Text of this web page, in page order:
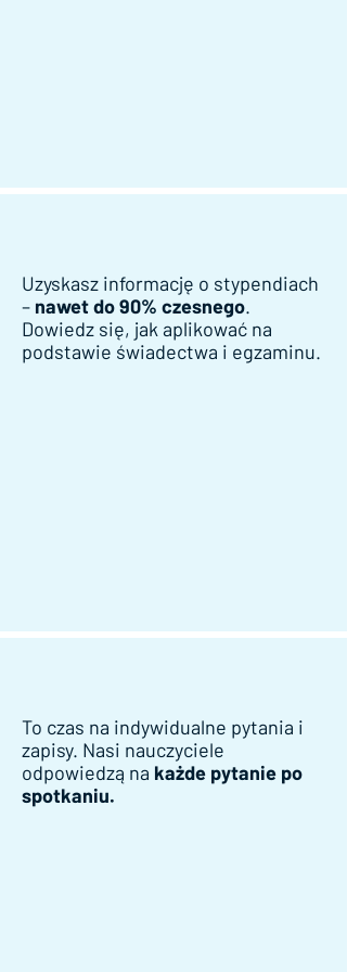
Uzyskasz informację o stypendiach
– nawet do 90% czesnego.
Dowiedz się, jak aplikować na
podstawie świadectwa i egzaminu.
To czas na indywidualne pytania i
zapisy. Nasi nauczyciele
odpowiedzą na każde pytanie po
spotkaniu.